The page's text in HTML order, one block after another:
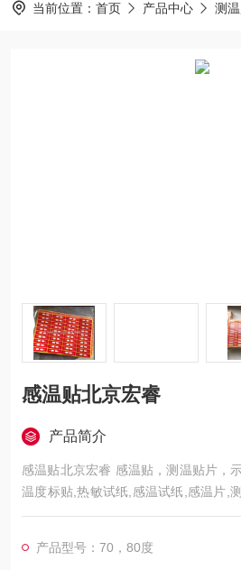
当前位置： 首页 产品中心 测
感温贴北京宏睿
产品简介
感温贴北京宏睿 感温贴，测温贴片，
温度标贴,热敏试纸,感温试纸,感温片,
示温贴片,测温标签,表面温度签,示温
条示温片中只指示一个温度。当被贴
变色时，示温片即由原始的白色变成
产品型号：70，80度